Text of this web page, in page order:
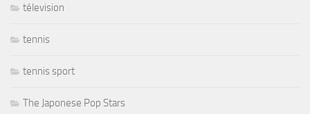
télevision
tennis
tennis sport
The Japonese Pop Stars